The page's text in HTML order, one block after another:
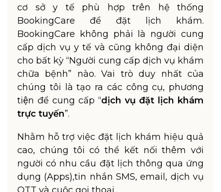
cơ sở y tế phù hợp trên hệ thống
BookingCare để đặt lịch khám.
BookingCare không phải là người cung
cấp dịch vụ y tế và cũng không đại diện
cho bất kỳ “Người cung cấp dịch vụ khám
chữa bệnh” nào. Vai trò duy nhất của
chúng tôi là tạo ra các công cụ, phương
tiện để cung cấp “dịch vụ đặt lịch khám
trực tuyến”.
Nhằm hỗ trợ việc đặt lịch khám hiệu quả
cao, chúng tôi có thể kết nối thêm với
người có nhu cầu đặt lịch thông qua ứng
dụng (Apps),tin nhắn SMS, email, dịch vụ